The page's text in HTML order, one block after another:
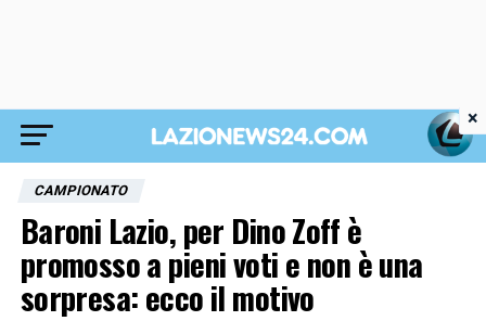
CAMPIONATO
Baroni Lazio, per Dino Zoff è
promosso a pieni voti e non è una
sorpresa: ecco il motivo
×